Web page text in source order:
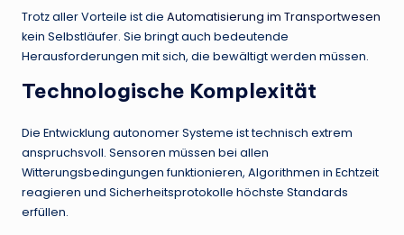
Trotz aller Vorteile ist die Automatisierung im Transportwesen
kein Selbstläufer. Sie bringt auch bedeutende
Herausforderungen mit sich, die bewältigt werden müssen.
Technologische Komplexität
Die Entwicklung autonomer Systeme ist technisch extrem
anspruchsvoll. Sensoren müssen bei allen
Witterungsbedingungen funktionieren, Algorithmen in Echtzeit
reagieren und Sicherheitsprotokolle höchste Standards
erfüllen.